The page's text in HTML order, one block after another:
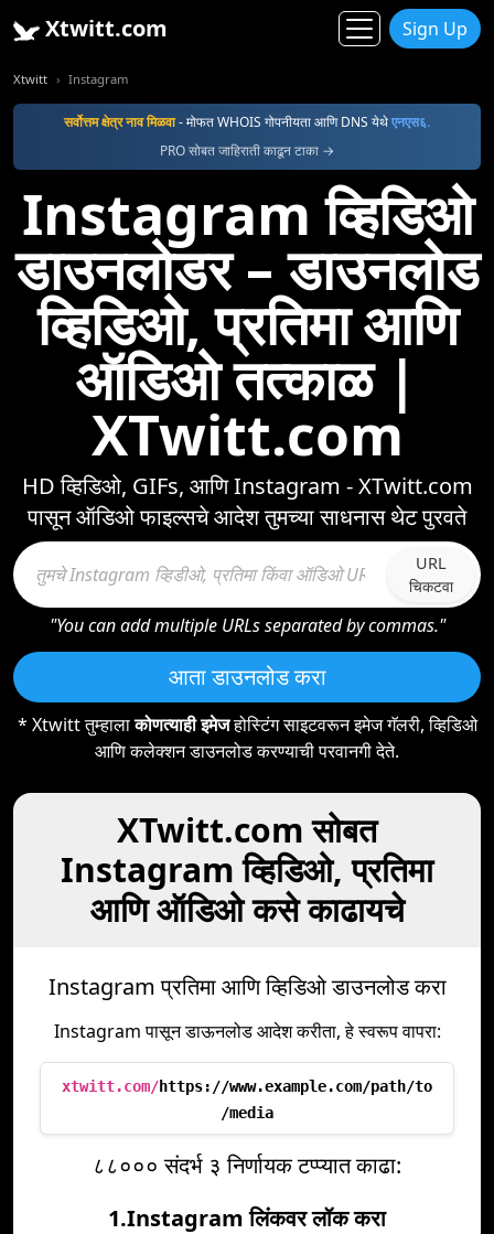
Xtwitt.com Sign Up
Xtwitt Instagram
सर्वोत्तम क्षेत्र नाव मिळवा- मोफत WHOIS गोपनीयता आणि DNS येथेएनएस६.
PRO सोबत जाहिराती काढून टाका →
Instagram व्हिडिओ
डाउनलोडर – डाउनलोड
व्हिडिओ, प्रतिमा आणि
ऑडिओ तत्काळ |
XTwitt.com
HD व्हिडिओ, GIFs, आणि Instagram - XTwitt.com
पासून ऑडिओ फाइल्सचे आदेश तुमच्या साधनास थेट पुरवते
URL
चिकटवा
"You can add multiple URLs separated by commas."
आता डाउनलोड करा
* Xtwitt तुम्हालाकोणत्याही इमेजहोस्टिंग साइटवरून इमेज गॅलरी, व्हिडिओ
आणि कलेक्शन डाउनलोड करण्याची परवानगी देते.
XTwitt.com सोबत
Instagram व्हिडिओ, प्रतिमा
आणि ऑडिओ कसे काढायचे
Instagram प्रतिमा आणि व्हिडिओ डाउनलोड करा
Instagram पासून डाऊनलोड आदेश करीता, हे स्वरूप वापरा:
xtwitt.com/https://www.example.com/path/to
/media
८८००० संदर्भ ३ निर्णायक टप्प्यात काढा:
1.Instagram लिंकवर लॉक करा